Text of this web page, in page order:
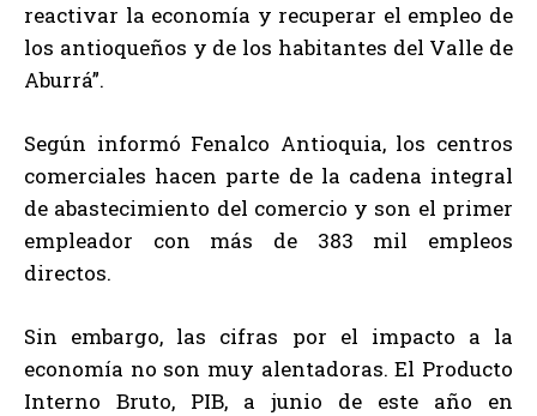
reactivar la economía y recuperar el empleo de
los antioqueños y de los habitantes del Valle de
Aburrá”.
Según informó Fenalco Antioquia, los centros
comerciales hacen parte de la cadena integral
de abastecimiento del comercio y son el primer
empleador con más de 383 mil empleos
directos.
Sin embargo, las cifras por el impacto a la
economía no son muy alentadoras. El Producto
Interno Bruto, PIB, a junio de este año en